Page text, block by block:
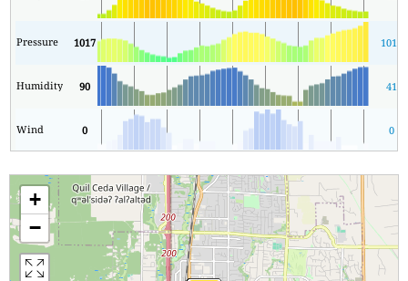
Pressure 1017 1012
Humidity 90 41
Wind 0 0
+
−